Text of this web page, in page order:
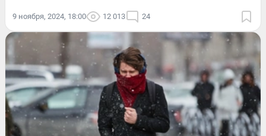
9 ноября, 2024, 18:00 12 013 24